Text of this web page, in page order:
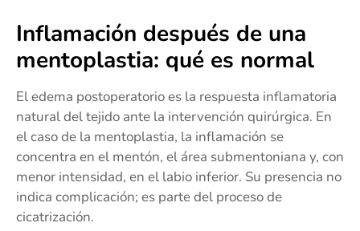
Inflamación después de una
mentoplastia: qué es normal
El edema postoperatorio es la respuesta inflamatoria
natural del tejido ante la intervención quirúrgica. En
el caso de la mentoplastia, la inflamación se
concentra en el mentón, el área submentoniana y, con
menor intensidad, en el labio inferior. Su presencia no
indica complicación; es parte del proceso de
cicatrización.